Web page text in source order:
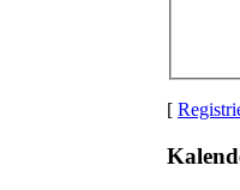
[